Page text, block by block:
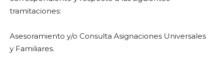
tramitaciones:
Asesoramiento y/o Consulta Asignaciones Universales
y Familiares.